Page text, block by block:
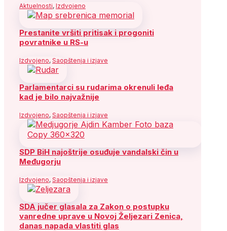
Aktuelnosti, Izdvojeno
Prestanite vršiti pritisak i progoniti
povratnike u RS-u
Izdvojeno, Saopštenja i izjave
Parlamentarci su rudarima okrenuli leđa
kad je bilo najvažnije
Izdvojeno, Saopštenja i izjave
SDP BiH najoštrije osuđuje vandalski čin u
Međugorju
Izdvojeno, Saopštenja i izjave
SDA jučer glasala za Zakon o postupku
vanredne uprave u Novoj Željezari Zenica,
danas napada vlastiti glas